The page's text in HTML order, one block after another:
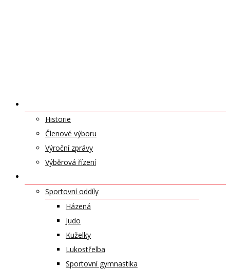
Historie
Členové výboru
Výroční zprávy
Výběrová řízení
Sportovní oddíly
Házená
Judo
Kuželky
Lukostřelba
Sportovní gymnastika